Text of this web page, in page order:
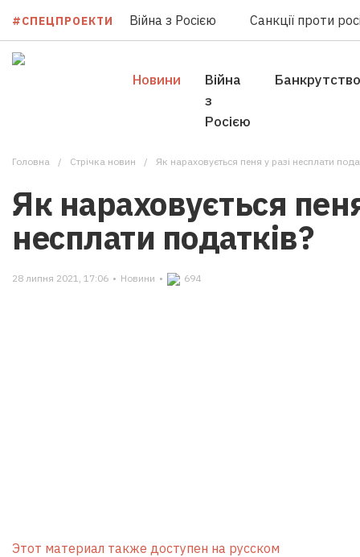
#СПЕЦПРОЕКТИ Війна з Росією Санкції проти
Новини
Війна
з
Росією
Банкрутство
Головна Стрічка новин Як нараховується пеня у разі несплати
Як нараховується
несплати податків?
28 липня 2021, 17:06 • Новини • 694
Этот материал также доступен на русском